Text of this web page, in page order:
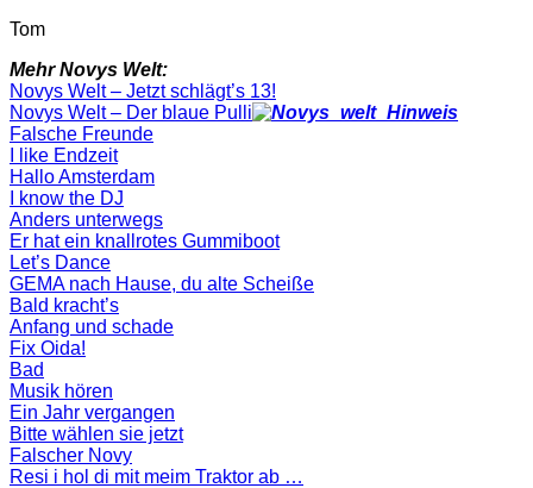
Tom
Mehr Novys Welt:
Novys Welt – Jetzt schlägt’s 13!
Novys Welt – Der blaue Pulli
Falsche Freunde
I like Endzeit
Hallo Amsterdam
I know the DJ
Anders unterwegs
Er hat ein knallrotes Gummiboot
Let’s Dance
GEMA nach Hause, du alte Scheiße
Bald kracht’s
Anfang und schade
Fix Oida!
Bad
Musik hören
Ein Jahr vergangen
Bitte wählen sie jetzt
Falscher Novy
Resi i hol di mit meim Traktor ab …